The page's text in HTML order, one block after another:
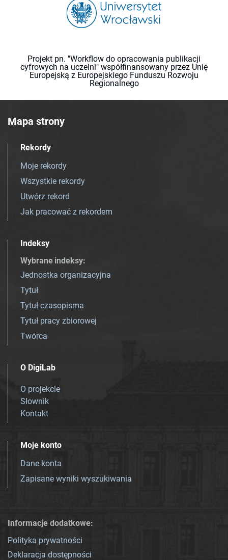
Projekt pn. "Workflow do opracowania publikacji
cyfrowych na uczelni" współfinansowany przez Unię
Europejską z Europejskiego Funduszu Rozwoju
Regionalnego
Mapa strony
Rekordy
Moje rekordy
Wszystkie rekordy
Utwórz rekord
Jak pracować z rekordem
Indeksy
Wybrane indeksy:
Jednostka organizacyjna
Tytuł
Tytuł czasopisma
Tytuł pracy zbiorowej
Twórca
O DigiLab
O projekcie
Słownik
Kontakt
Moje konto
Dane konta
Zapisane wyniki wyszukiwania
Informacje dodatkowe:
Polityka prywatności
Deklaracja dostępności